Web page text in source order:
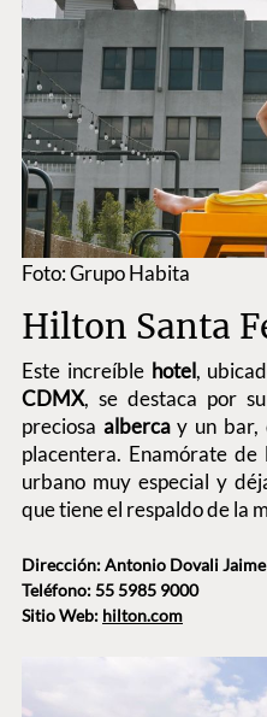
Foto: Grupo Habita
Hilton Santa
Este increíble hotel,
CDMX, se destaca por
preciosa albercay un bar,
placentera. Enamórate
urbano muy especial y
que tiene el respaldo de la
Dirección: Antonio Dovali Jaime
Teléfono: 55 5985 9000
Sitio Web: hilton.com